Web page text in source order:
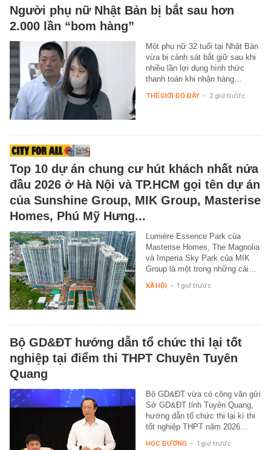
Người phụ nữ Nhật Bản bị bắt sau hơn
2.000 lần “bom hàng”
Một phụ nữ 32 tuổi tại Nhật Bản
vừa bị cảnh sát bắt giữ sau khi
nhiều lần lợi dụng hình thức
thanh toán khi nhận hàng…
THẾ GIỚI ĐÓ ĐÂY - 2 giờ trước
Top 10 dự án chung cư hút khách nhất nửa
đầu 2026 ở Hà Nội và TP.HCM gọi tên dự án
của Sunshine Group, MIK Group, Masterise
Homes, Phú Mỹ Hưng...
Lumière Essence Park của
Masterise Homes, The Magnolia
và Imperia Sky Park của MIK
Group là một trong những cái…
XÃ HỘI - 1 giờ trước
Bộ GD&ĐT hướng dẫn tổ chức thi lại tốt
nghiệp tại điểm thi THPT Chuyên Tuyên
Quang
Bộ GD&ĐT vừa có công văn gửi
Sở GD&ĐT tỉnh Tuyên Quang,
hướng dẫn tổ chức thi lại kì thi
tốt nghiệp THPT năm 2026…
HỌC ĐƯỜNG - 1 giờ trước